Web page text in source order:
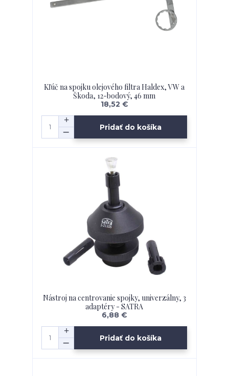
Kľúč na spojku olejového filtra Haldex, VW a
Škoda, 12-bodový, 46 mm
18,52 €
Pridať do košíka
Nástroj na centrovanie spojky, univerzálny, 3
adaptéry - SATRA
6,88 €
Pridať do košíka